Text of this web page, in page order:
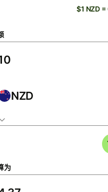
$1 NZD
NZD
为